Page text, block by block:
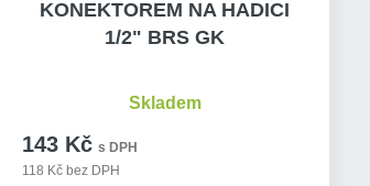
KONEKTOREM NA HADICI
1/2" BRS GK
143 Kč s DPH
118 Kč bez DPH
Skladem